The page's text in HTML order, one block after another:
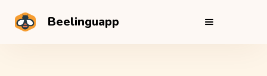
Beelinguapp